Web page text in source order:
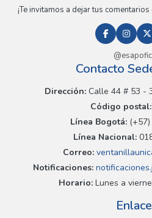
¡Te invitamos a dejar tus
Contacto
Dirección:Calle 44 # 53 -
Código postal:
Línea Bogotá:(+57)
Línea Nacional:
Correo:
Notificaciones:
Horario:Lunes a